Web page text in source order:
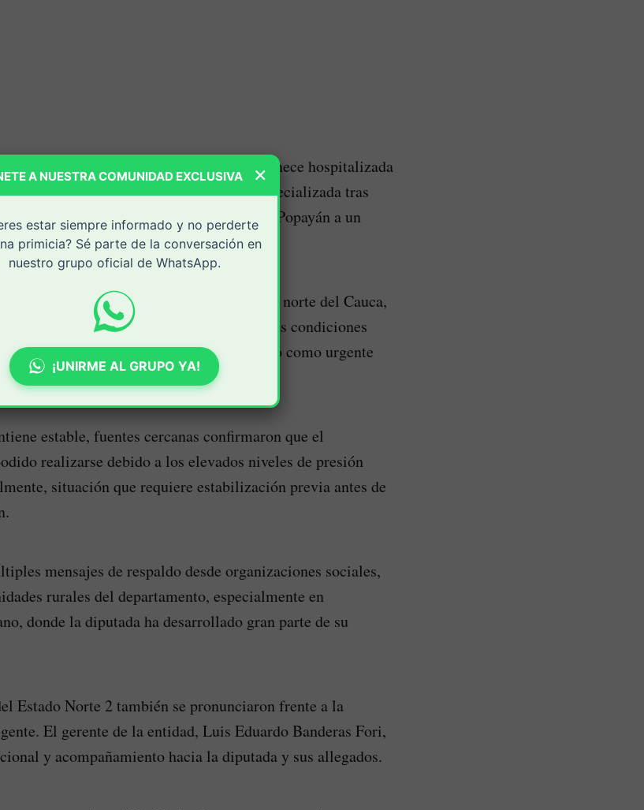
social Orgeni Viera Betancourt permanece hospitalizada
Cali, donde recibe atención médica especializada tras
salud que obligaron a su remisión desde Popayán a un
complejidad.
por su trabajo político y comunitario en el norte del Cauca,
mientras especialistas evalúan las condiciones
cateterismo cardíaco que fue catalogado como urgente
estable, fuentes cercanas confirmaron que el
realizarse debido a los elevados niveles de presión
situación que requiere estabilización previa antes de
mensajes de respaldo desde organizaciones sociales,
rurales del departamento, especialmente en
donde la diputada ha desarrollado gran parte de su
Estado Norte 2 también se pronunciaron frente a la
El gerente de la entidad, Luis Eduardo Banderas Fori,
y acompañamiento hacia la diputada y sus allegados.
×
A NUESTRA COMUNIDAD EXCLUSIVA
estar siempre informado y no perderte
primicia? Sé parte de la conversación en
nuestro grupo oficial de WhatsApp.
¡UNIRME AL GRUPO YA!